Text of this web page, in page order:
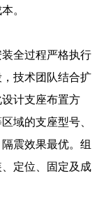
。
全过程严格执行
技术团队结合扩
计支座布置方
域的支座型号、
震效果最优。组
定位、固定及成